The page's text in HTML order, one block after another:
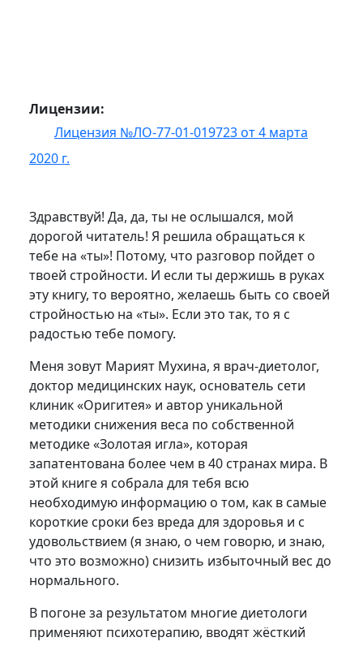
Лицензии:
Лицензия №ЛО-77-01-019723 от 4 марта
2020 г.
Здравствуй! Да, да, ты не ослышался, мой
дорогой читатель! Я решила обращаться к
тебе на «ты»! Потому, что разговор пойдет о
твоей стройности. И если ты держишь в руках
эту книгу, то вероятно, желаешь быть со своей
стройностью на «ты». Если это так, то я с
радостью тебе помогу.
Меня зовут Марият Мухина, я врач-диетолог,
доктор медицинских наук, основатель сети
клиник «Оригитея» и автор уникальной
методики снижения веса по собственной
методике «Золотая игла», которая
запатентована более чем в 40 странах мира. В
этой книге я собрала для тебя всю
необходимую информацию о том, как в самые
короткие сроки без вреда для здоровья и с
удовольствием (я знаю, о чем говорю, и знаю,
что это возможно) снизить избыточный вес до
нормального.
В погоне за результатом многие диетологи
применяют психотерапию, вводят жёсткий